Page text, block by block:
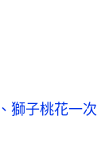
獅子桃花一次